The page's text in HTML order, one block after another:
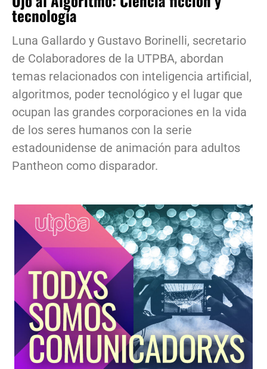
tecnología
Luna Gallardo y Gustavo Borinelli, secretario
de Colaboradores de la UTPBA, abordan
temas relacionados con inteligencia artificial,
algoritmos, poder tecnológico y el lugar que
ocupan las grandes corporaciones en la vida
de los seres humanos con la serie
estadounidense de animación para adultos
Pantheon como disparador.